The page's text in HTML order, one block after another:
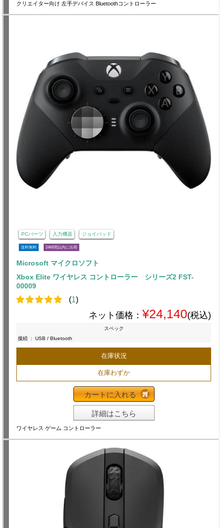
クリエイター向け 左手デバイス Bluetoothコントローラー
PCパーツ 入力機器 ジョイパッド
送料無料 24時間以内に出荷
Microsoft マイクロソフト
Xbox Elite ワイヤレス コントローラー シリーズ2 FST-
00009
(1)
ネット価格： ¥24,140(税込)
スペック
接続 : USB / Bluetooth
在庫状況
在庫わずか
カートに入れる
詳細はこちら
ワイヤレス ゲーム コントローラー